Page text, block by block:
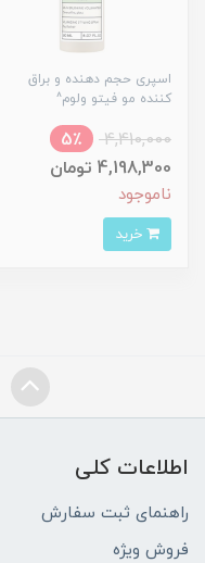
اسپری حجم دهنده و براق
کننده مو فیتو ولوم^
4,410,000
5٪
4,198,300 تومان
ناموجود
اطلاعات کلی
راهنمای ثبت سفارش
فروش ویژه